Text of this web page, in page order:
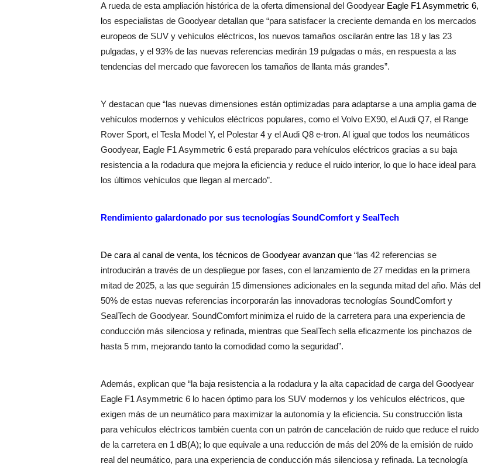
A rueda de esta ampliación histórica de la oferta dimensional del Goodyear Eagle F1 Asymmetric 6,
los especialistas de Goodyear detallan que “para satisfacer la creciente demanda en los mercados
europeos de SUV y vehículos eléctricos, los nuevos tamaños oscilarán entre las 18 y las 23
pulgadas, y el 93% de las nuevas referencias medirán 19 pulgadas o más, en respuesta a las
tendencias del mercado que favorecen los tamaños de llanta más grandes”.
Y destacan que “las nuevas dimensiones están optimizadas para adaptarse a una amplia gama de
vehículos modernos y vehículos eléctricos populares, como el Volvo EX90, el Audi Q7, el Range
Rover Sport, el Tesla Model Y, el Polestar 4 y el Audi Q8 e-tron. Al igual que todos los neumáticos
Goodyear, Eagle F1 Asymmetric 6 está preparado para vehículos eléctricos gracias a su baja
resistencia a la rodadura que mejora la eficiencia y reduce el ruido interior, lo que lo hace ideal para
los últimos vehículos que llegan al mercado”.
Rendimiento galardonado por sus tecnologías SoundComfort y SealTech
De cara al canal de venta, los técnicos de Goodyear avanzan que “las 42 referencias se
introducirán a través de un despliegue por fases, con el lanzamiento de 27 medidas en la primera
mitad de 2025, a las que seguirán 15 dimensiones adicionales en la segunda mitad del año. Más del
50% de estas nuevas referencias incorporarán las innovadoras tecnologías SoundComfort y
SealTech de Goodyear. SoundComfort minimiza el ruido de la carretera para una experiencia de
conducción más silenciosa y refinada, mientras que SealTech sella eficazmente los pinchazos de
hasta 5 mm, mejorando tanto la comodidad como la seguridad”.
Además, explican que “la baja resistencia a la rodadura y la alta capacidad de carga del Goodyear
Eagle F1 Asymmetric 6 lo hacen óptimo para los SUV modernos y los vehículos eléctricos, que
exigen más de un neumático para maximizar la autonomía y la eficiencia. Su construcción lista
para vehículos eléctricos también cuenta con un patrón de cancelación de ruido que reduce el ruido
de la carretera en 1 dB(A); lo que equivale a una reducción de más del 20% de la emisión de ruido
real del neumático, para una experiencia de conducción más silenciosa y refinada. La tecnología